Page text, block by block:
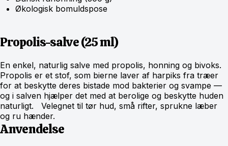
Økologisk bomuldspose
Propolis-salve (25 ml)
En enkel, naturlig salve med propolis, honning og bivoks.
Propolis er et stof, som bierne laver af harpiks fra træer
for at beskytte deres bistade mod bakterier og svampe —
og i salven hjælper det med at berolige og beskytte huden
naturligt. Velegnet til tør hud, små rifter, sprukne læber
og ru hænder.
Anvendelse